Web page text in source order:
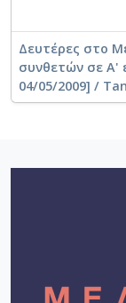
Δευτέρες στο
συνθετών σε Α'
04/05/2009] /